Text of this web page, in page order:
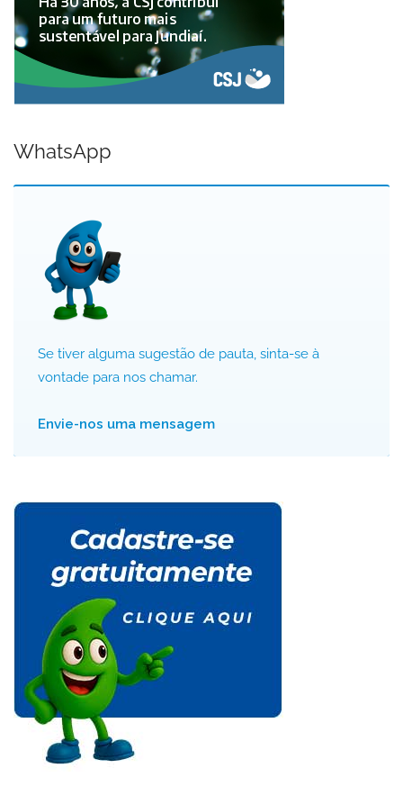
WhatsApp
Se tiver alguma sugestão de pauta, sinta-se à
vontade para nos chamar.
Envie-nos uma mensagem